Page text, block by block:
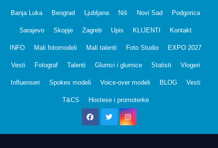
Banja Luka Beograd Ljubljana Niš Novi Sad Podgorica
Sarajevo Skopje Zagreb Upis KLIJENTI Kontakt
INFO Mali fotomodeli Mali talenti Foto Studio EXPO 2027
Vesti Fotograf Talenti Glumci i glumice Statisti Vlogeri
Influenseri Spokes modeli Voice-over modeli BLOG Vesti
T&CS Hostese i promoterke